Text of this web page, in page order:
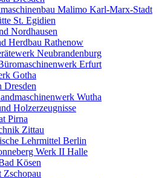
Malimo Karl-Marx-Stadt
St. Egidien
Nordhausen
Herdbau Rathenow
Neubrandenburg
Erfurt
Gotha
Dresden
Wutha
Holzerzeugnisse
Pirna
Zittau
Lehrmittel Berlin
Werk II Halle
Kösen